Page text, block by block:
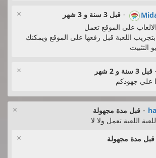
× - قبل 3 سنة و 3 شهر
على الموقع تعمل
اللعبة قبل رفعها على الموقع ويمكنك
التثبيت
×
قبل 3 سنة و 2 شهر
علي جهودكم
× - قبل مدة مجهولة
اللعبة تعمل ولا لا
×
قبل مدة مجهولة